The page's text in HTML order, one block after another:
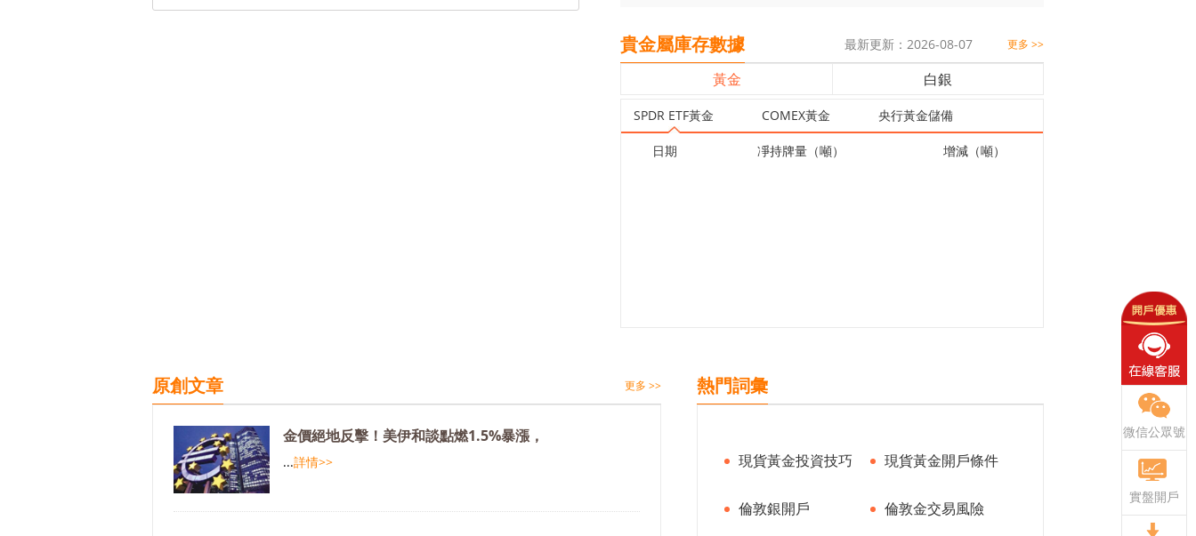
微信公眾號
實盤開戶
貴金屬庫存數據 更多 >>
最新更新：2026-08-07
黃金 白銀
SPDR ETF黃金 COMEX黃金 央行黃金儲備
日期 凈持牌量（噸） 增減（噸）
原創文章 更多 >>
金價絕地反擊！美伊和談點燃1.5%暴漲，
...詳情>>
熱門詞彙
現貨黃金投資技巧 現貨黃金開戶條件
倫敦銀開戶 倫敦金交易風險